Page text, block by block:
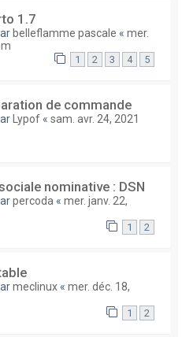
1.7
belleflamme pascale « mer.
1 2 3 4 5
de commande
Lypof « sam. avr. 24, 2021
nominative : DSN
percoda « mer. janv. 22,
1 2
meclinux « mer. déc. 18,
1 2